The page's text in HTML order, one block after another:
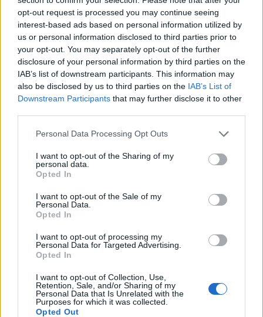
opt-out request is processed you may continue seeing
interest-based ads based on personal information utilized by
us or personal information disclosed to third parties prior to
your opt-out. You may separately opt-out of the further
disclosure of your personal information by third parties on the
IAB’s list of downstream participants. This information may
also be disclosed by us to third parties on the IAB’s List of
Downstream Participants that may further disclose it to other
Personal Data Processing Opt Outs
I want to opt-out of the Sharing of my
personal data.
Opted In
I want to opt-out of the Sale of my
Personal Data.
Opted In
I want to opt-out of processing my
Personal Data for Targeted Advertising.
Opted In
I want to opt-out of Collection, Use,
Retention, Sale, and/or Sharing of my
Personal Data that Is Unrelated with the
Purposes for which it was collected.
Opted Out